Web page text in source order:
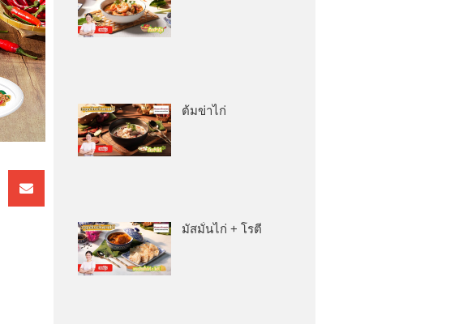
ต้มข่าไก่
มัสมั่นไก่ + โรตี